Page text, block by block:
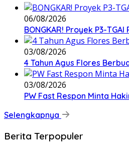
06/08/2026
BONGKAR! Proyek P3-
03/08/2026
4 Tahun Agus Flores
03/08/2026
PW Fast Respon Minta
Selengkapnya
Berita Terpopuler